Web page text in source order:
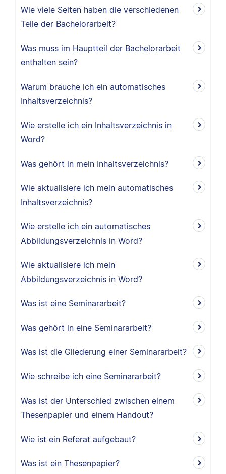
Wie viele Seiten haben die verschiedenen
Teile der Bachelorarbeit?
Was muss im Hauptteil der Bachelorarbeit
enthalten sein?
Warum brauche ich ein automatisches
Inhaltsverzeichnis?
Wie erstelle ich ein Inhaltsverzeichnis in
Word?
Was gehört in mein Inhaltsverzeichnis?
Wie aktualisiere ich mein automatisches
Inhaltsverzeichnis?
Wie erstelle ich ein automatisches
Abbildungsverzeichnis in Word?
Wie aktualisiere ich mein
Abbildungsverzeichnis in Word?
Was ist eine Seminararbeit?
Was gehört in eine Seminararbeit?
Was ist die Gliederung einer Seminararbeit?
Wie schreibe ich eine Seminararbeit?
Was ist der Unterschied zwischen einem
Thesenpapier und einem Handout?
Wie ist ein Referat aufgebaut?
Was ist ein Thesenpapier?